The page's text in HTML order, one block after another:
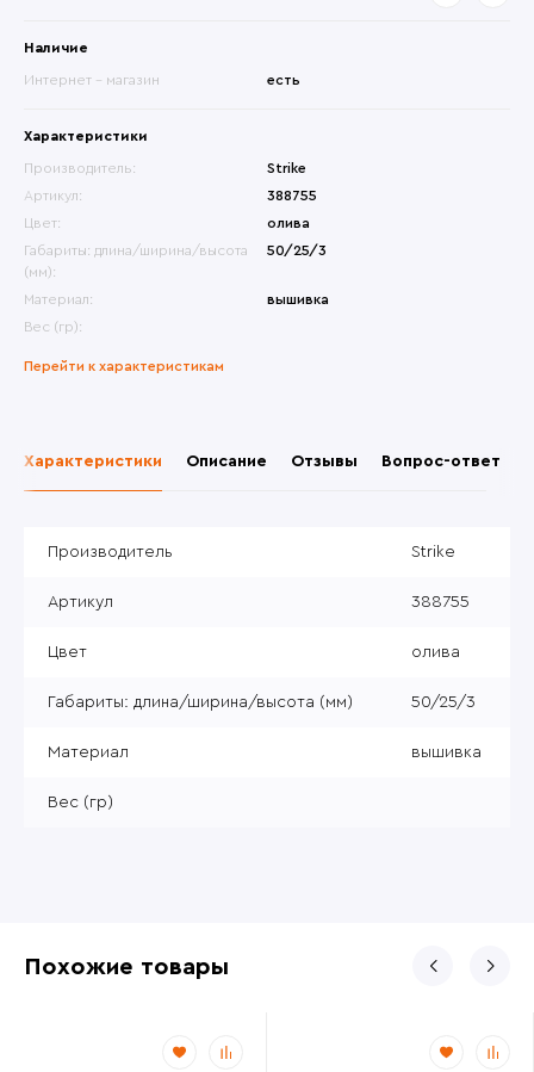
Наличие
Интернет - магазин есть
Характеристики
Производитель:
Strike
Артикул:
388755
Цвет:
олива
Габариты: длина/ширина/высота
(мм):
50/25/3
Материал:
вышивка
Вес (гр):
Перейти к характеристикам
Характеристики Описание Отзывы Вопрос-ответ
Производитель Strike
Артикул 388755
Цвет олива
Габариты: длина/ширина/высота (мм) 50/25/3
Материал вышивка
Вес (гр)
Похожие товары